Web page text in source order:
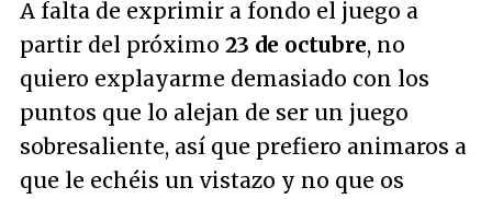
A falta de exprimir a fondo el juego a
partir del próximo 23 de octubre, no
quiero explayarme demasiado con los
puntos que lo alejan de ser un juego
sobresaliente, así que prefiero animaros a
que le echéis un vistazo y no que os